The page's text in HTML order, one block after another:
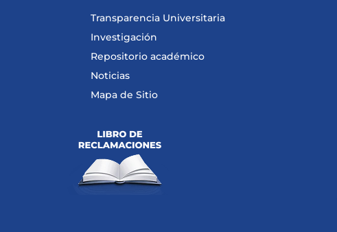
Transparencia Universitaria
Investigación
Repositorio académico
Noticias
Mapa de Sitio